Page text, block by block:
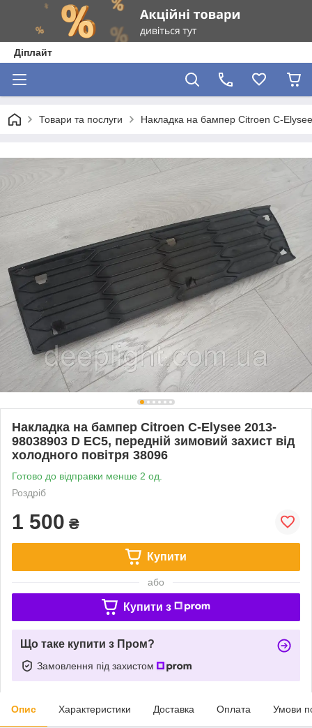
Діплайт
Товари та послуги Накладка на бампер Citroen C-
Накладка на бампер Citroen C-Elysee 2013-
98038903 D EC5, передній зимовий захист від
холодного повітря 38096
Готово до відправки менше 2 од.
Роздріб
1 500 ₴
Купити
або
Купити з
Що таке купити з Пром?
Замовлення під захистом
Опис Характеристики Доставка Оплата Умови